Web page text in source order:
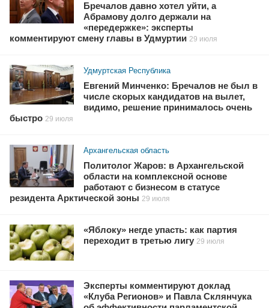
Бречалов давно хотел уйти, а
Абрамову долго держали на
«передержке»: эксперты
комментируют смену главы в Удмуртии 29 июля
Удмуртская Республика
Евгений Минченко: Бречалов не был в
числе скорых кандидатов на вылет,
видимо, решение принималось очень
быстро 29 июля
Архангельская область
Политолог Жаров: в Архангельской
области на комплексной основе
работают с бизнесом в статусе
резидента Арктической зоны 29 июля
«Яблоку» негде упасть: как партия
переходит в третью лигу 29 июля
Эксперты комментируют доклад
«Клуба Регионов» и Павла Склянчука